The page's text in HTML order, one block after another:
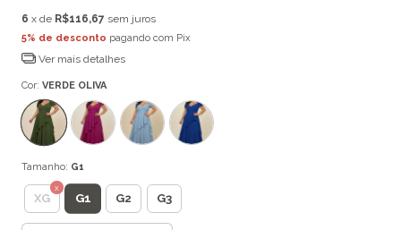
6 x de R$116,67 sem juros
5% de desconto pagando com Pix
Ver mais detalhes
Cor: VERDE OLIVA
Tamanho: G1
XG G1 G2 G3